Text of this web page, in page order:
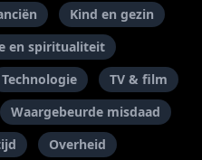
Kind en gezin
en spiritualiteit
Technologie
TV & film
Waargebeurde misdaad
Overheid